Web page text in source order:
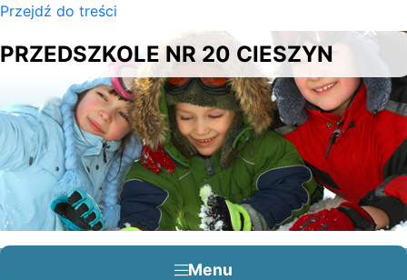
Przejdź do treści
PRZEDSZKOLE NR 20 CIESZYN
Menu
×